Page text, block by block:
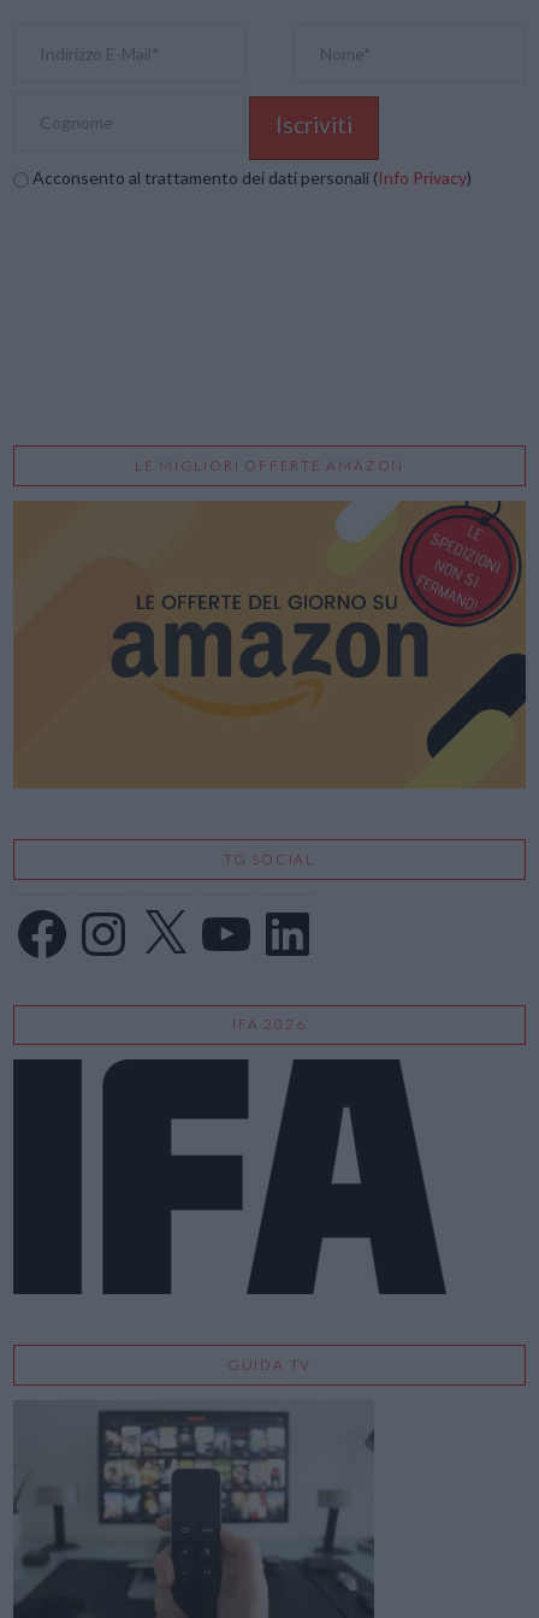
Acconsento al trattamento dei dati personali (Info Privacy)
LE MIGLIORI OFFERTE AMAZON
TG SOCIAL
FacebookInstagram
X LinkedIn
IFA 2026
GUIDA TV